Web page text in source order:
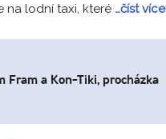
na lodní taxi, které …číst více
Fram a Kon-Tiki, procházka